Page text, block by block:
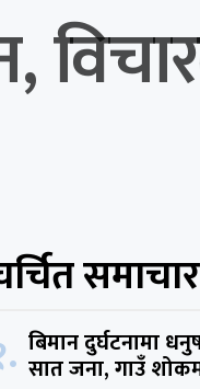
समाचार
बिमान दुर्घटनामा
सात जना, गाउँ